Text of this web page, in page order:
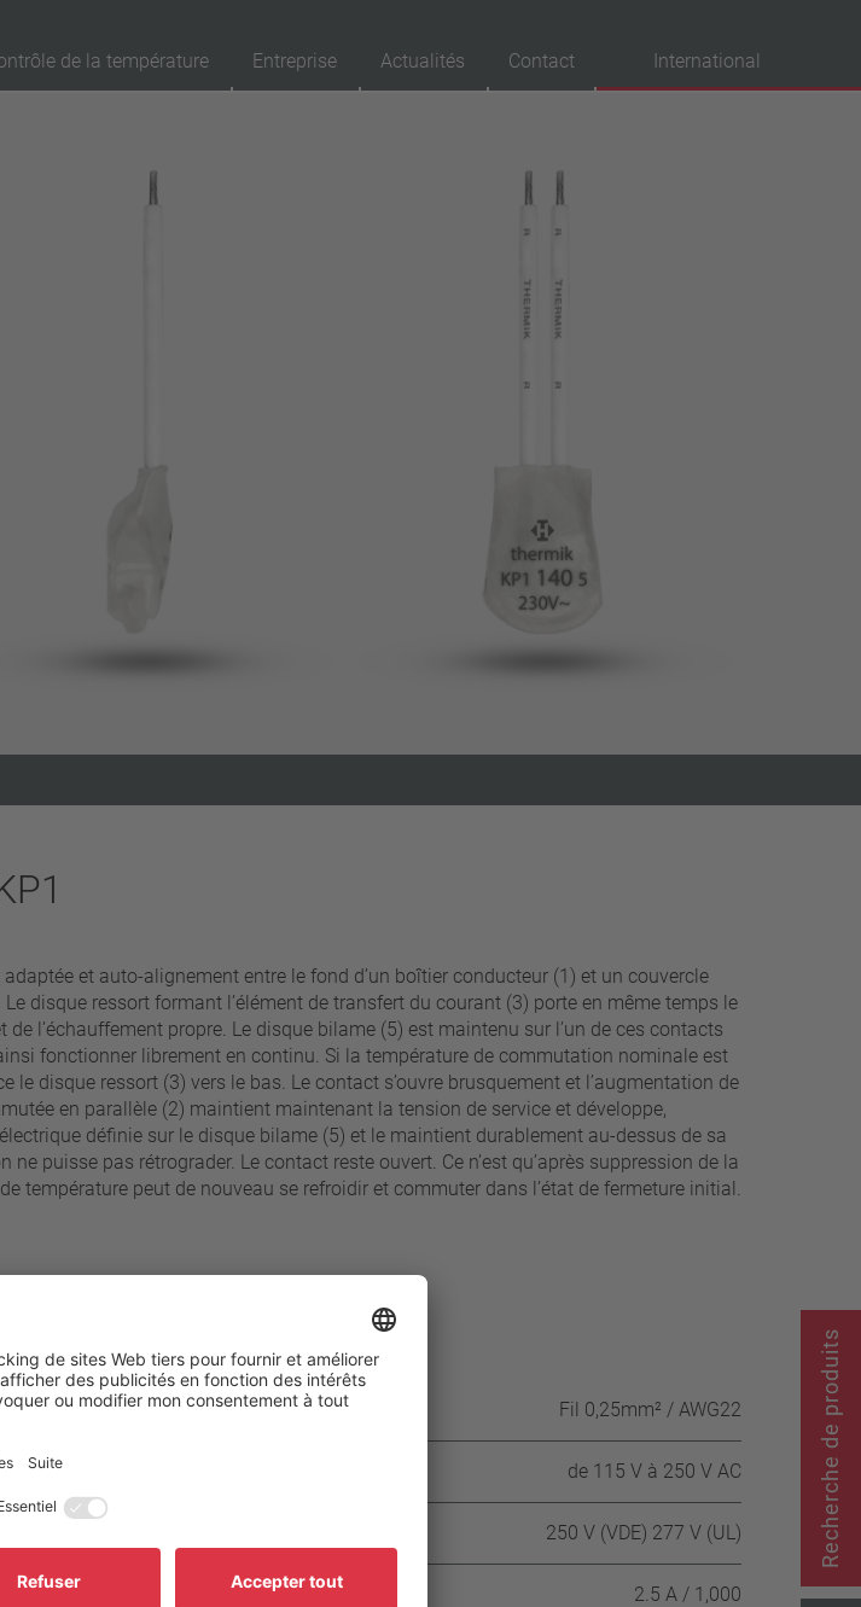
de la température Entreprise Actualités Contact International
et auto-alignement entre le fond d’un boîtier conducteur (1) et un couvercle
disque ressort formant l’élément de transfert du courant (3) porte en même temps le
l’échauffement propre. Le disque bilame (5) est maintenu sur l’un de ces contacts
fonctionner librement en continu. Si la température de commutation nominale est
disque ressort (3) vers le bas. Le contact s’ouvre brusquement et l’augmentation de
en parallèle (2) maintient maintenant la tension de service et développe,
définie sur le disque bilame (5) et le maintient durablement au-dessus de sa
puisse pas rétrograder. Le contact reste ouvert. Ce n’est qu’après suppression de la
température peut de nouveau se refroidir et commuter dans l’état de fermeture initial.
°C
K
°C
Raccordement standard Fil 0,25mm² / AWG22
de 115 V à 250 V AC
250 V (VDE) 277 V (UL)
Courant de mesure AC cos ϕ = 1.0 / cycles 2.5 A / 1,000
Recherche de produits